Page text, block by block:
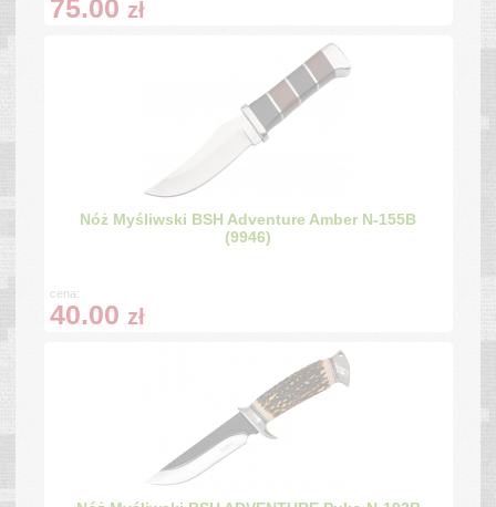
75.00 zł
Nóż Myśliwski BSH Adventure Amber N-155B
(9946)
cena:
40.00 zł